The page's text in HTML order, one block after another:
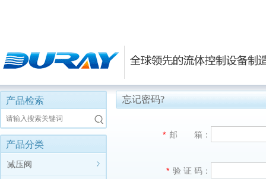
产品检索
请输入搜索关键词
产品分类
减压阀
忘记密码?
* 邮 箱：
* 验 证 码：